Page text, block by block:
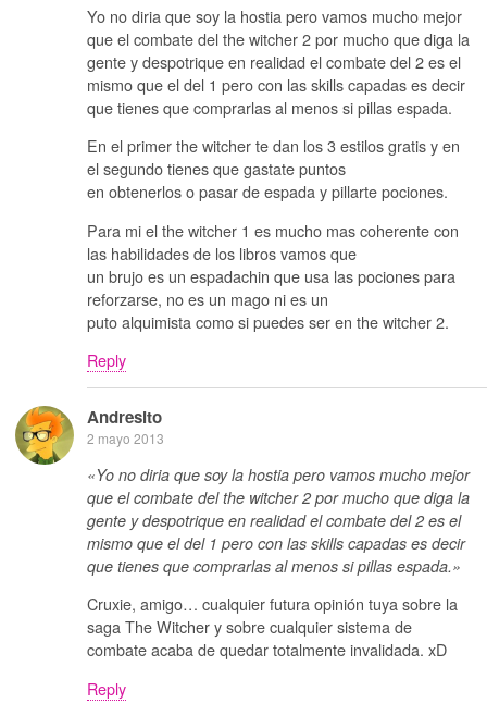
Yo no diria que soy la hostia pero vamos mucho mejor
que el combate del the witcher 2 por mucho que diga la
gente y despotrique en realidad el combate del 2 es el
mismo que el del 1 pero con las skills capadas es decir
que tienes que comprarlas al menos si pillas espada.
En el primer the witcher te dan los 3 estilos gratis y en
el segundo tienes que gastate puntos
en obtenerlos o pasar de espada y pillarte pociones.
Para mi el the witcher 1 es mucho mas coherente con
las habilidades de los libros vamos que
un brujo es un espadachin que usa las pociones para
reforzarse, no es un mago ni es un
puto alquimista como si puedes ser en the witcher 2.
Reply
Andresito
2 mayo 2013
«Yo no diria que soy la hostia pero vamos mucho mejor
que el combate del the witcher 2 por mucho que diga la
gente y despotrique en realidad el combate del 2 es el
mismo que el del 1 pero con las skills capadas es decir
que tienes que comprarlas al menos si pillas espada.»
Cruxie, amigo… cualquier futura opinión tuya sobre la
saga The Witcher y sobre cualquier sistema de
combate acaba de quedar totalmente invalidada. xD
Reply